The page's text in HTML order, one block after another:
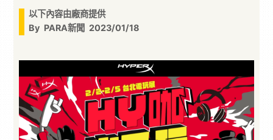
以下內容由廠商提供
By PARA新聞 2023/01/18